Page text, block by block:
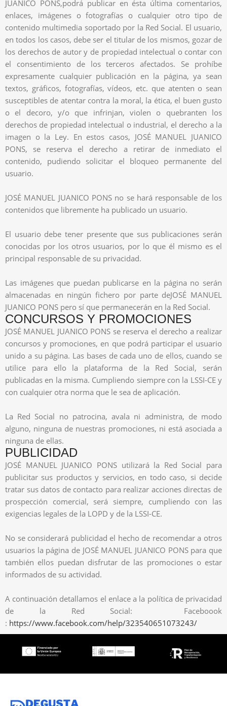
JUANICO PONS,podrá publicar en ésta última comentarios,
enlaces, imágenes o fotografías o cualquier otro tipo de
contenido multimedia soportado por la Red Social. El usuario,
en todos los casos, debe ser el titular de los mismos, gozar de
los derechos de autor y de propiedad intelectual o contar con
el consentimiento de los terceros afectados. Se prohíbe
expresamente cualquier publicación en la página, ya sean
textos, gráficos, fotografías, vídeos, etc. que atenten o sean
susceptibles de atentar contra la moral, la ética, el buen gusto
o el decoro, y/o que infrinjan, violen o quebranten los
derechos de propiedad intelectual o industrial, el derecho a la
imagen o la Ley. En estos casos, JOSÉ MANUEL JUANICO
PONS, se reserva el derecho a retirar de inmediato el
contenido, pudiendo solicitar el bloqueo permanente del
usuario.
JOSÉ MANUEL JUANICO PONS no se hará responsable de los
contenidos que libremente ha publicado un usuario.
El usuario debe tener presente que sus publicaciones serán
conocidas por los otros usuarios, por lo que él mismo es el
principal responsable de su privacidad.
Las imágenes que puedan publicarse en la página no serán
almacenadas en ningún fichero por parte deJOSÉ MANUEL
JUANICO PONS pero sí que permanecerán en la Red Social.
CONCURSOS Y PROMOCIONES
JOSÉ MANUEL JUANICO PONS se reserva el derecho a realizar
concursos y promociones, en que podrá participar el usuario
unido a su página. Las bases de cada uno de ellos, cuando se
utilice para ello la plataforma de la Red Social, serán
publicadas en la misma. Cumpliendo siempre con la LSSI-CE y
con cualquier otra norma que le sea de aplicación.
La Red Social no patrocina, avala ni administra, de modo
alguno, ninguna de nuestras promociones, ni está asociada a
ninguna de ellas.
PUBLICIDAD
JOSÉ MANUEL JUANICO PONS utilizará la Red Social para
publicitar sus productos y servicios, en todo caso, si decide
tratar sus datos de contacto para realizar acciones directas de
prospección comercial, será siempre, cumpliendo con las
exigencias legales de la LOPD y de la LSSI-CE.
No se considerará publicidad el hecho de recomendar a otros
usuarios la página de JOSÉ MANUEL JUANICO PONS para que
también ellos puedan disfrutar de las promociones o estar
informados de su actividad.
A continuación detallamos el enlace a la política de privacidad
de la Red Social: Faceboook
: https://www.facebook.com/help/323540651073243/